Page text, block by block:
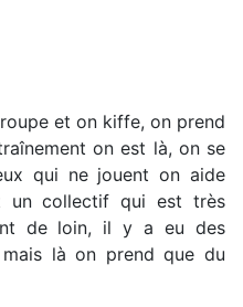
et on kiffe, on prend
on est là, on se
qui ne jouent on aide
un collectif qui est très
de loin, il y a eu des
là on prend que du